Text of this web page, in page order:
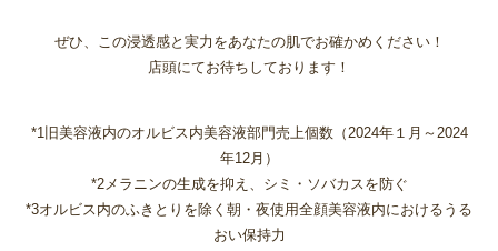
ぜひ、この浸透感と実力をあなたの肌でお確かめください！
店頭にてお待ちしております！
*1旧美容液内のオルビス内美容液部門売上個数（2024年１月～2024
年12月）
*2メラニンの生成を抑え、シミ・ソバカスを防ぐ
*3オルビス内のふきとりを除く朝・夜使用全顔美容液内におけるうる
おい保持力